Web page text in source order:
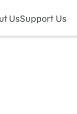
UsSupport Us